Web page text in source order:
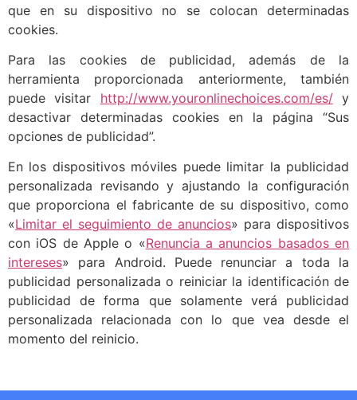
que en su dispositivo no se colocan determinadas
cookies.
Para las cookies de publicidad, además de la
herramienta proporcionada anteriormente, también
puede visitar http://www.youronlinechoices.com/es/y
desactivar determinadas cookies en la página “Sus
opciones de publicidad”.
En los dispositivos móviles puede limitar la publicidad
personalizada revisando y ajustando la configuración
que proporciona el fabricante de su dispositivo, como
«Limitar el seguimiento de anuncios» para dispositivos
con iOS de Apple o «Renuncia a anuncios basados en
intereses» para Android. Puede renunciar a toda la
publicidad personalizada o reiniciar la identificación de
publicidad de forma que solamente verá publicidad
personalizada relacionada con lo que vea desde el
momento del reinicio.